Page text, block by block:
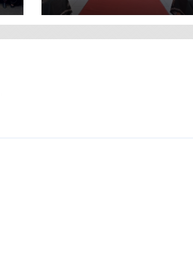
Untuk Warga
Prasejahtera Di
Desa Sumengko